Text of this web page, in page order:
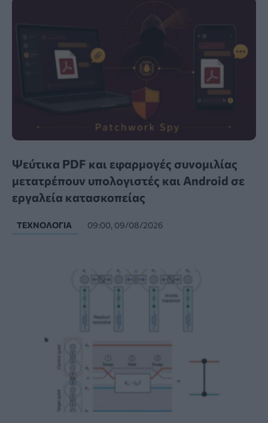
Ψεύτικα PDF και εφαρμογές συνομιλίας
μετατρέπουν υπολογιστές και Android σε
εργαλεία κατασκοπείας
ΤΕΧΝΟΛΟΓΊΑ 09:00, 09/08/2026